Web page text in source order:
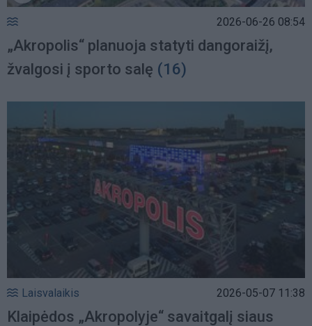
2026-06-26 08:54
„Akropolis“ planuoja statyti dangoraižį,
žvalgosi į sporto salę (16)
Laisvalaikis 2026-05-07 11:38
Klaipėdos „Akropolyje“ savaitgalį siaus